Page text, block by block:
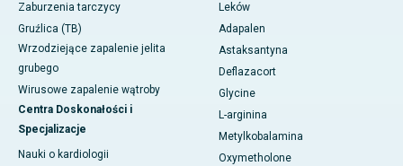
Zaburzenia tarczycy
Gruźlica (TB)
Wrzodziejące zapalenie jelita
grubego
Wirusowe zapalenie wątroby
Centra Doskonałości i
Specjalizacje
Nauki o kardiologii
Leków
Adapalen
Astaksantyna
Deflazacort
Glycine
L-arginina
Metylkobalamina
Oxymetholone